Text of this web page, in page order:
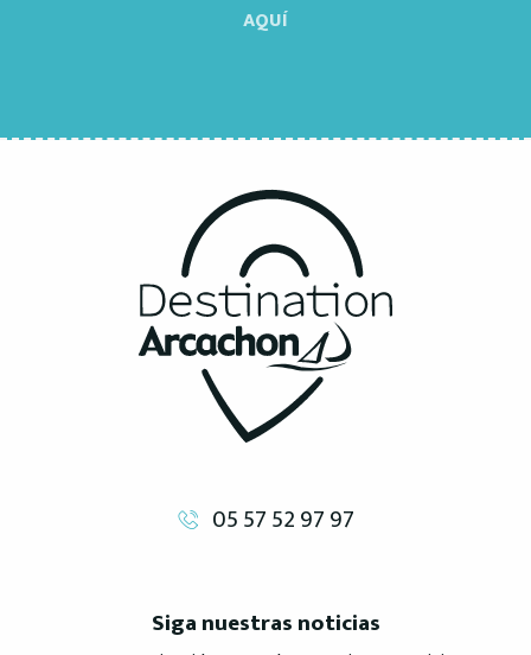
AQUÍ
05 57 52 97 97
Siga nuestras noticias